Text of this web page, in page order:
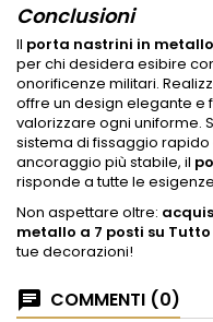
Conclusioni
Il porta nastrini in
per chi desidera esibire
onorificenze militari.
offre un design elegante e
valorizzare ogni uniforme.
sistema di fissaggio
ancoraggio più stabile, il
risponde a tutte le
Non aspettare oltre:
metallo a 7 posti su
tue decorazioni!
COMMENTI (0)